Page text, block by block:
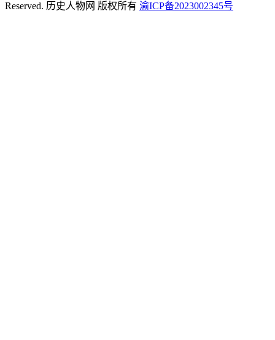
Reserved. 历史人物网 版权所有 渝ICP备2023002345号